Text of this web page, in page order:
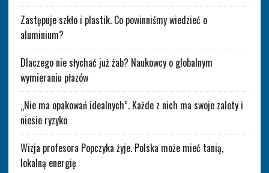
Zastępuje szkło i plastik. Co powinniśmy wiedzieć o
aluminium?
Dlaczego nie słychać już żab? Naukowcy o globalnym
wymieraniu płazów
„Nie ma opakowań idealnych”. Każde z nich ma swoje zalety i
niesie ryzyko
Wizja profesora Popczyka żyje. Polska może mieć tanią,
lokalną energię